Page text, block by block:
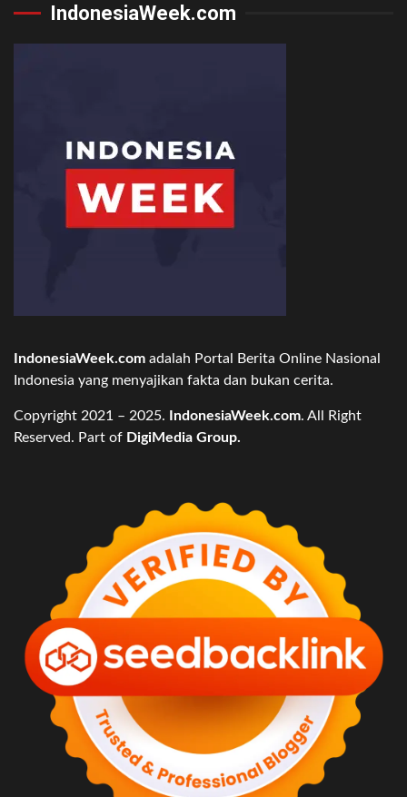
IndonesiaWeek.com
IndonesiaWeek.com adalah Portal Berita Online Nasional
Indonesia yang menyajikan fakta dan bukan cerita.
Copyright 2021 – 2025. IndonesiaWeek.com. All Right
Reserved. Part of DigiMedia Group.